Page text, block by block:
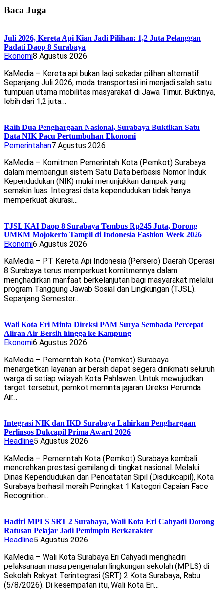
Baca Juga
Juli 2026, Kereta Api Kian Jadi Pilihan: 1,2 Juta Pelanggan
Padati Daop 8 Surabaya
Ekonomi8 Agustus 2026
KaMedia – Kereta api bukan lagi sekadar pilihan alternatif.
Sepanjang Juli 2026, moda transportasi ini menjadi salah satu
tumpuan utama mobilitas masyarakat di Jawa Timur. Buktinya,
lebih dari 1,2 juta…
Raih Dua Penghargaan Nasional, Surabaya Buktikan Satu
Data NIK Pacu Pertumbuhan Ekonomi
Pemerintahan7 Agustus 2026
KaMedia – Komitmen Pemerintah Kota (Pemkot) Surabaya
dalam membangun sistem Satu Data berbasis Nomor Induk
Kependudukan (NIK) mulai menunjukkan dampak yang
semakin luas. Integrasi data kependudukan tidak hanya
memperkuat akurasi…
TJSL KAI Daop 8 Surabaya Tembus Rp245 Juta, Dorong
UMKM Mojokerto Tampil di Indonesia Fashion Week 2026
Ekonomi6 Agustus 2026
KaMedia – PT Kereta Api Indonesia (Persero) Daerah Operasi
8 Surabaya terus memperkuat komitmennya dalam
menghadirkan manfaat berkelanjutan bagi masyarakat melalui
program Tanggung Jawab Sosial dan Lingkungan (TJSL).
Sepanjang Semester…
Wali Kota Eri Minta Direksi PAM Surya Sembada Percepat
Aliran Air Bersih hingga ke Kampung
Ekonomi6 Agustus 2026
KaMedia – Pemerintah Kota (Pemkot) Surabaya
menargetkan layanan air bersih dapat segera dinikmati seluruh
warga di setiap wilayah Kota Pahlawan. Untuk mewujudkan
target tersebut, pemkot meminta jajaran Direksi Perumda
Air…
Integrasi NIK dan IKD Surabaya Lahirkan Penghargaan
Perlinsos Dukcapil Prima Award 2026
Headline5 Agustus 2026
KaMedia – Pemerintah Kota (Pemkot) Surabaya kembali
menorehkan prestasi gemilang di tingkat nasional. Melalui
Dinas Kependudukan dan Pencatatan Sipil (Disdukcapil), Kota
Surabaya berhasil meraih Peringkat 1 Kategori Capaian Face
Recognition…
Hadiri MPLS SRT 2 Surabaya, Wali Kota Eri Cahyadi Dorong
Ratusan Pelajar Jadi Pemimpin Berkarakter
Headline5 Agustus 2026
KaMedia – Wali Kota Surabaya Eri Cahyadi menghadiri
pelaksanaan masa pengenalan lingkungan sekolah (MPLS) di
Sekolah Rakyat Terintegrasi (SRT) 2 Kota Surabaya, Rabu
(5/8/2026). Di kesempatan itu, Wali Kota Eri…